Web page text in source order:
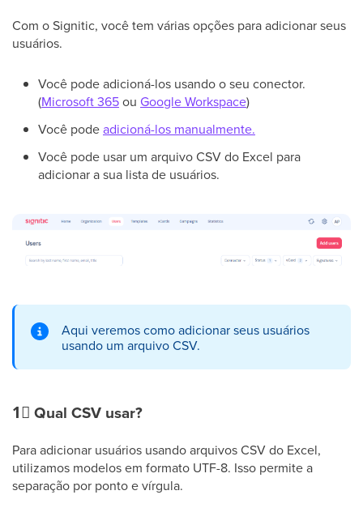
Com o Signitic, você tem várias opções para adicionar seus
usuários.
Você pode adicioná-los usando o seu conector.
(Microsoft 365ou Google Workspace)
Você podeadicioná-los manualmente.
Você pode usar um arquivo CSV do Excel para
adicionar a sua lista de usuários.
Aqui veremos como adicionar seus usuários
usando um arquivo CSV.
1⃣ Qual CSV usar?
Para adicionar usuários usando arquivos CSV do Excel,
utilizamos modelos em formato UTF-8. Isso permite a
separação por ponto e vírgula.